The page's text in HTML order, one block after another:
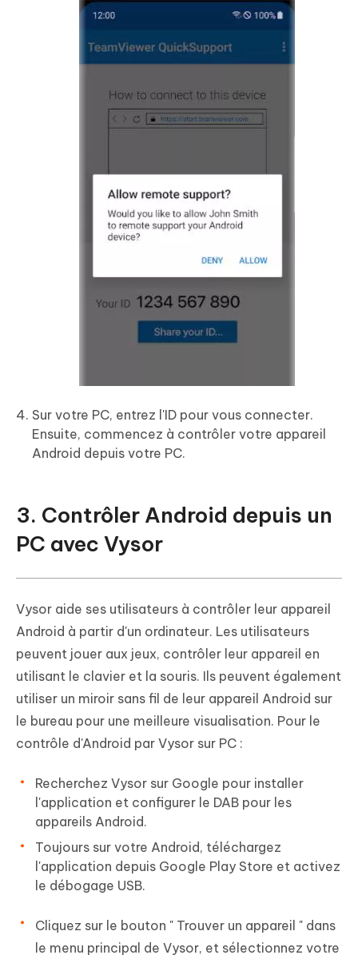
Sur votre PC, entrez l'ID pour vous connecter.
Ensuite, commencez à contrôler votre appareil
Android depuis votre PC.
3. Contrôler Android depuis un
PC avec Vysor
Vysor aide ses utilisateurs à contrôler leur appareil
Android à partir d'un ordinateur. Les utilisateurs
peuvent jouer aux jeux, contrôler leur appareil en
utilisant le clavier et la souris. Ils peuvent également
utiliser un miroir sans fil de leur appareil Android sur
le bureau pour une meilleure visualisation. Pour le
contrôle d'Android par Vysor sur PC :
Recherchez Vysor sur Google pour installer
l'application et configurer le DAB pour les
appareils Android.
Toujours sur votre Android, téléchargez
l'application depuis Google Play Store et activez
le débogage USB.
Cliquez sur le bouton " Trouver un appareil " dans
le menu principal de Vysor, et sélectionnez votre